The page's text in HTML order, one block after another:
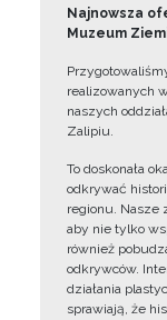
Najnowsza
Muzeum
realizowanych
naszych
Zalipiu.
To doskonała
odkrywać
regionu. Nasze
aby nie tylko
również
odkrywców.
działania
sprawiają, że